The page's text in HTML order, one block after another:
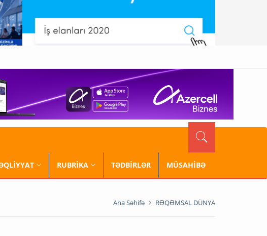
RUBRİKA TƏDBİRLƏR MÜSAHİBƏ
Ana Səhifə RƏQƏMSAL DÜNYA